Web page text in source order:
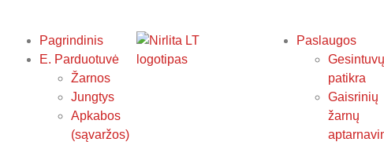
Pagrindinis
E. Parduotuvė
Žarnos
Jungtys
Apkabos
(sąvaržos)
Paslaugos
Gesintuvų
patikra
Gaisrinių
žarnų